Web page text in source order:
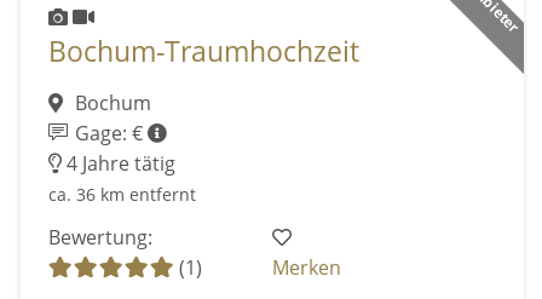
Bochum-Traumhochzeit
Bochum
Gage: €
4 Jahre tätig
ca. 36 km entfernt
Bewertung:
(1)
Merken